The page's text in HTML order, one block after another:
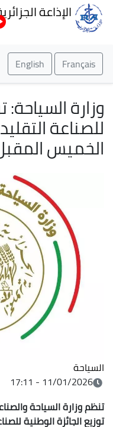
الإذاعة الجزائرية
Français
English
وزارة السياحة:
الخميس المقبل
السياحة
11/01/2026 - 17:11
تنظم وزارة السياحة